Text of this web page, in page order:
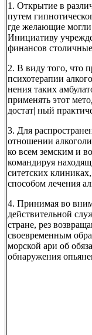
1. Открытие в
путем
где желающие
Инициативу
финансов
2. В виду того, что
психотерапии
нения таких
применять этот
достат| ный
3. Для
отношении
ко всем земским и
командируя
ситетских
способом лечения
4. Принимая во
действительной
стране, рез
своевременным
морской ари об
обнаружения